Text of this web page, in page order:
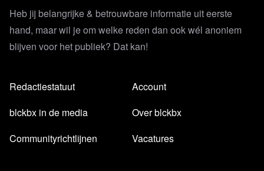
Heb jij belangrijke & betrouwbare informatie uit eerste
hand, maar wil je om welke reden dan ook wél anoniem
blijven voor het publiek? Dat kan!
Redactiestatuut
blckbx in de media
Communityrichtlijnen
Account
Over blckbx
Vacatures